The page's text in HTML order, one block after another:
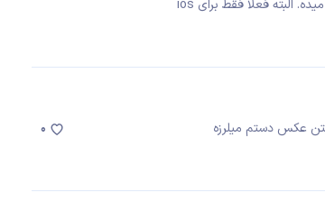
عکس دستم میلرزه
0